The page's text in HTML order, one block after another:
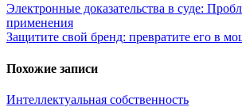
Навигация
по
Электронные доказательства в суде:
применения
Защитите свой бренд: превратите его в
Похожие записи
Интеллектуальная собственность